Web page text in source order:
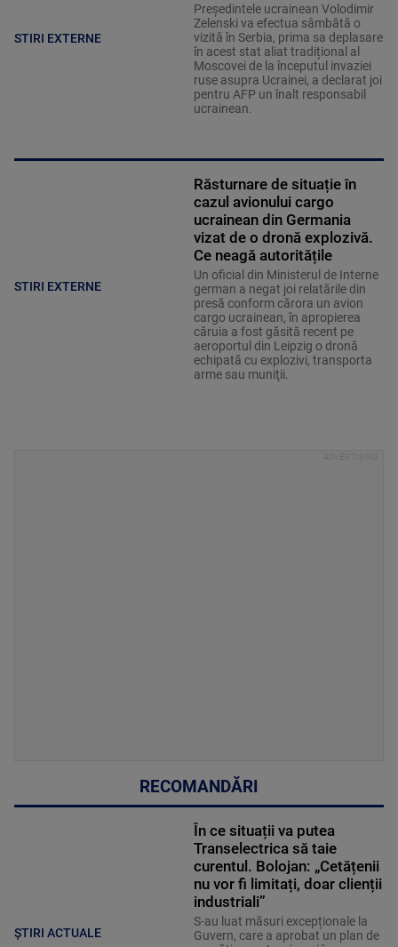
STIRI EXTERNE
Președintele ucrainean Volodimir
Zelenski va efectua sâmbătă o
vizită în Serbia, prima sa deplasare
în acest stat aliat tradițional al
Moscovei de la începutul invaziei
ruse asupra Ucrainei, a declarat joi
pentru AFP un înalt responsabil
ucrainean.
STIRI EXTERNE
Răsturnare de situație în
cazul avionului cargo
ucrainean din Germania
vizat de o dronă explozivă.
Ce neagă autoritățile
Un oficial din Ministerul de Interne
german a negat joi relatările din
presă conform cărora un avion
cargo ucrainean, în apropierea
căruia a fost găsită recent pe
aeroportul din Leipzig o dronă
echipată cu explozivi, transporta
arme sau muniţii.
RECOMANDĂRI
ȘTIRI ACTUALE
În ce situații va putea
Transelectrica să taie
curentul. Bolojan: „Cetățenii
nu vor fi limitați, doar clienții
industriali”
S-au luat măsuri excepționale la
Guvern, care a aprobat un plan de